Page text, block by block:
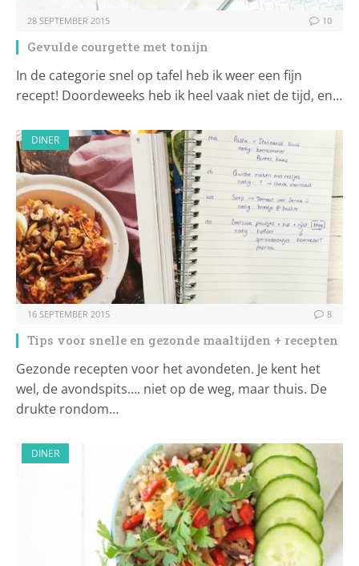
28 SEPTEMBER 2015 10
Gevulde courgette met tonijn
In de categorie snel op tafel heb ik weer een fijn
recept! Doordeweeks heb ik heel vaak niet de tijd, en…
DINER
16 SEPTEMBER 2015 8
Tips voor snelle en gezonde maaltijden + recepten
Gezonde recepten voor het avondeten. Je kent het
wel, de avondspits…. niet op de weg, maar thuis. De
drukte rondom…
DINER